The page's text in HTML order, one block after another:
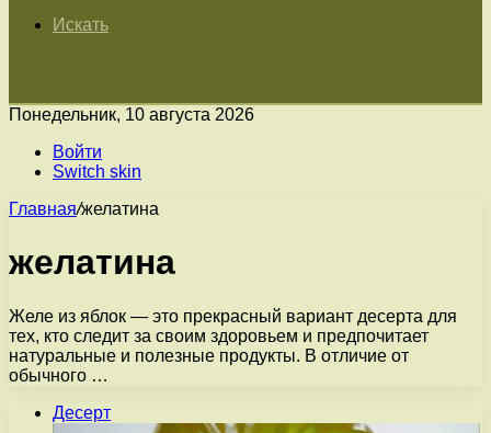
Искать
Понедельник, 10 августа 2026
Войти
Switch skin
Главная/желатина
желатина
Желе из яблок — это прекрасный вариант десерта для
тех, кто следит за своим здоровьем и предпочитает
натуральные и полезные продукты. В отличие от
обычного …
Десерт